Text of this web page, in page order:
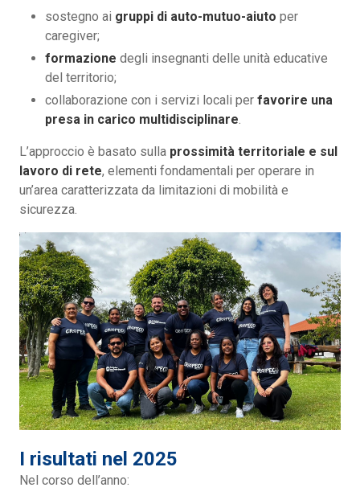
sostegno ai gruppi di auto-mutuo-aiuto per
caregiver;
formazione degli insegnanti delle unità educative
del territorio;
collaborazione con i servizi locali per favorire una
presa in carico multidisciplinare.
L’approccio è basato sulla prossimità territoriale e sul
lavoro di rete, elementi fondamentali per operare in
un’area caratterizzata da limitazioni di mobilità e
sicurezza.
I risultati nel 2025
Nel corso dell’anno: